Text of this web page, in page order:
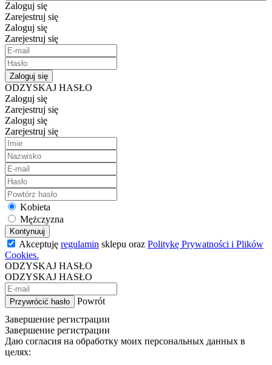
Zaloguj się
Zarejestruj się
Zaloguj się
Zarejestruj się
Zaloguj się
ODZYSKAJ HASŁO
Zaloguj się
Zarejestruj się
Zaloguj się
Zarejestruj się
Kobieta
Mężczyzna
Kontynuuj
Akceptuję regulamin sklepu oraz Politykę Prywatności i Plików
Cookies.
ODZYSKAJ HASŁO
ODZYSKAJ HASŁO
Przywrócić hasło
Powrót
Завершение регистрации
Завершение регистрации
Даю согласия на обработку моих персональных данных в
целях: